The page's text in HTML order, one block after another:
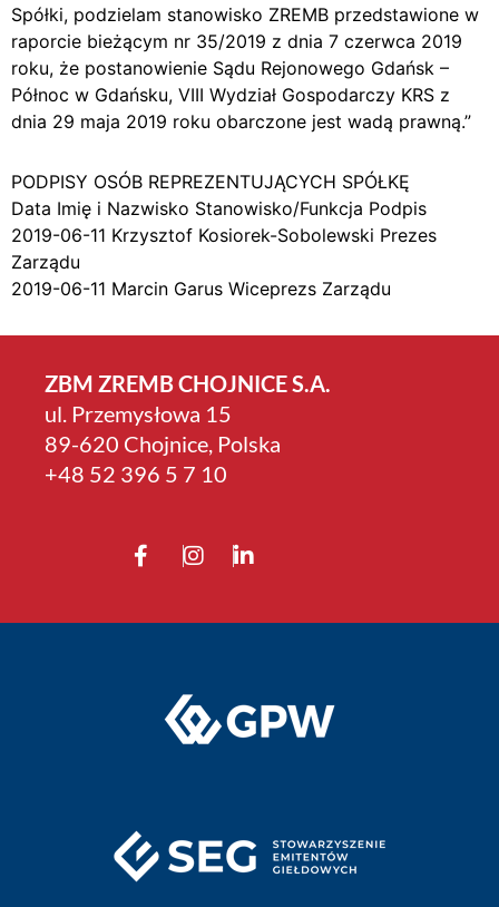
Spółki, podzielam stanowisko ZREMB przedstawione w
raporcie bieżącym nr 35/2019 z dnia 7 czerwca 2019
roku, że postanowienie Sądu Rejonowego Gdańsk –
Północ w Gdańsku, VIII Wydział Gospodarczy KRS z
dnia 29 maja 2019 roku obarczone jest wadą prawną.”
PODPISY OSÓB REPREZENTUJĄCYCH SPÓŁKĘ
Data Imię i Nazwisko Stanowisko/Funkcja Podpis
2019-06-11 Krzysztof Kosiorek-Sobolewski Prezes
Zarządu
2019-06-11 Marcin Garus Wiceprezs Zarządu
ZBM ZREMB CHOJNICE S.A.
ul. Przemysłowa 15
89-620 Chojnice, Polska
+4­8 52 396 5 7 10